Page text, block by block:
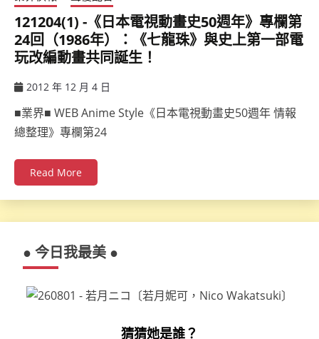
121204(1) -《日本電視動畫史50週年》專欄第
24回（1986年）：《七龍珠》與史上第一部電
玩改編動畫共同誕生！
2012 年 12 月 4 日
■業界■ WEB Anime Style《日本電視動畫史50週年 情報
總整理》專欄第24
Read More
● 今日我最美 ●
猜猜她是誰？